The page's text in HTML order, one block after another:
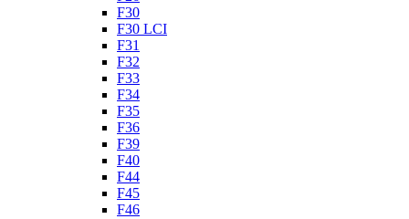
F30
F30 LCI
F31
F32
F33
F34
F35
F36
F39
F40
F44
F45
F46